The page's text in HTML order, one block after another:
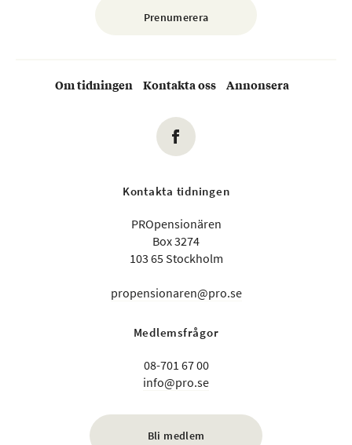
Om tidningen Kontakta oss Annonsera
Kontakta tidningen
PROpensionären
Box 3274
103 65 Stockholm
propensionaren@pro.se
Medlemsfrågor
08-701 67 00
info@pro.se
Bli medlem